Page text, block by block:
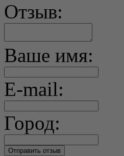
Отзыв:
Ваше имя:
E-mail:
Город: